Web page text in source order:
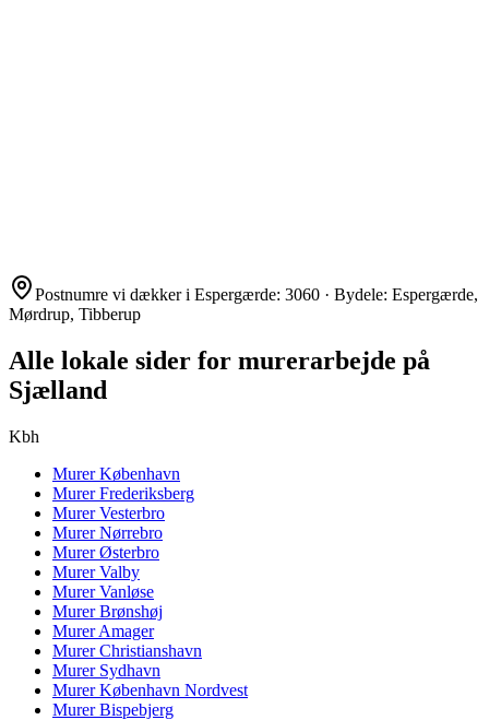
Postnumre vi dækker i Espergærde: 3060 · Bydele: Espergærde,
Mørdrup, Tibberup
Alle lokale sider for murerarbejde på
Sjælland
Kbh
MurerKøbenhavn
MurerFrederiksberg
MurerVesterbro
MurerNørrebro
MurerØsterbro
MurerValby
MurerVanløse
MurerBrønshøj
MurerAmager
MurerChristianshavn
Murer Sydhavn
MurerKøbenhavn Nordvest
MurerBispebjerg